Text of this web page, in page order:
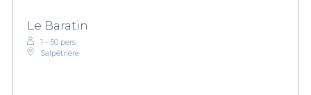
Le Baratin
1 - 50 pers.
Salpêtrière